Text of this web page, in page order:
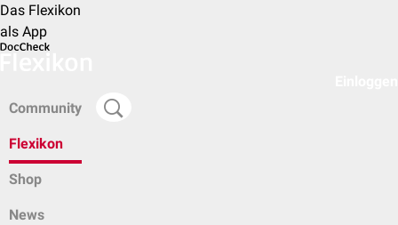
Das Flexikon
als App
Community
Flexikon
Shop
News